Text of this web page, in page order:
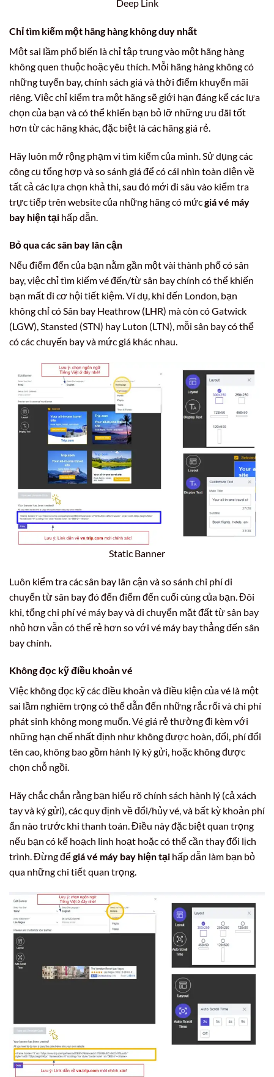
Deep Link
Chỉ tìm kiếm một hãng hàng không duy nhất
Một sai lầm phổ biến là chỉ tập trung vào một hãng hàng
không quen thuộc hoặc yêu thích. Mỗi hãng hàng không có
những tuyến bay, chính sách giá và thời điểm khuyến mãi
riêng. Việc chỉ kiểm tra một hãng sẽ giới hạn đáng kể các lựa
chọn của bạn và có thể khiến bạn bỏ lỡ những ưu đãi tốt
hơn từ các hãng khác, đặc biệt là các hãng giá rẻ.
Hãy luôn mở rộng phạm vi tìm kiếm của mình. Sử dụng các
công cụ tổng hợp và so sánh giá để có cái nhìn toàn diện về
tất cả các lựa chọn khả thi, sau đó mới đi sâu vào kiểm tra
trực tiếp trên website của những hãng có mứcgiá vé máy
bay hiện tại hấp dẫn.
Bỏ qua các sân bay lân cận
Nếu điểm đến của bạn nằm gần một vài thành phố có sân
bay, việc chỉ tìm kiếm vé đến/từ sân bay chính có thể khiến
bạn mất đi cơ hội tiết kiệm. Ví dụ, khi đến London, bạn
không chỉ có Sân bay Heathrow (LHR) mà còn có Gatwick
(LGW), Stansted (STN) hay Luton (LTN), mỗi sân bay có thể
có các chuyến bay và mức giá khác nhau.
Static Banner
Luôn kiểm tra các sân bay lân cận và so sánh chi phí di
chuyển từ sân bay đó đến điểm đến cuối cùng của bạn. Đôi
khi, tổng chi phí vé máy bay và di chuyển mặt đất từ sân bay
nhỏ hơn vẫn có thể rẻ hơn so với vé máy bay thẳng đến sân
bay chính.
Không đọc kỹ điều khoản vé
Việc không đọc kỹ các điều khoản và điều kiện của vé là một
sai lầm nghiêm trọng có thể dẫn đến những rắc rối và chi phí
phát sinh không mong muốn. Vé giá rẻ thường đi kèm với
những hạn chế nhất định như không được hoàn, đổi, phí đổi
tên cao, không bao gồm hành lý ký gửi, hoặc không được
chọn chỗ ngồi.
Hãy chắc chắn rằng bạn hiểu rõ chính sách hành lý (cả xách
tay và ký gửi), các quy định về đổi/hủy vé, và bất kỳ khoản phí
ẩn nào trước khi thanh toán. Điều này đặc biệt quan trọng
nếu bạn có kế hoạch linh hoạt hoặc có thể cần thay đổi lịch
trình. Đừng đểgiá vé máy bay hiện tại hấp dẫn làm bạn bỏ
qua những chi tiết quan trọng.